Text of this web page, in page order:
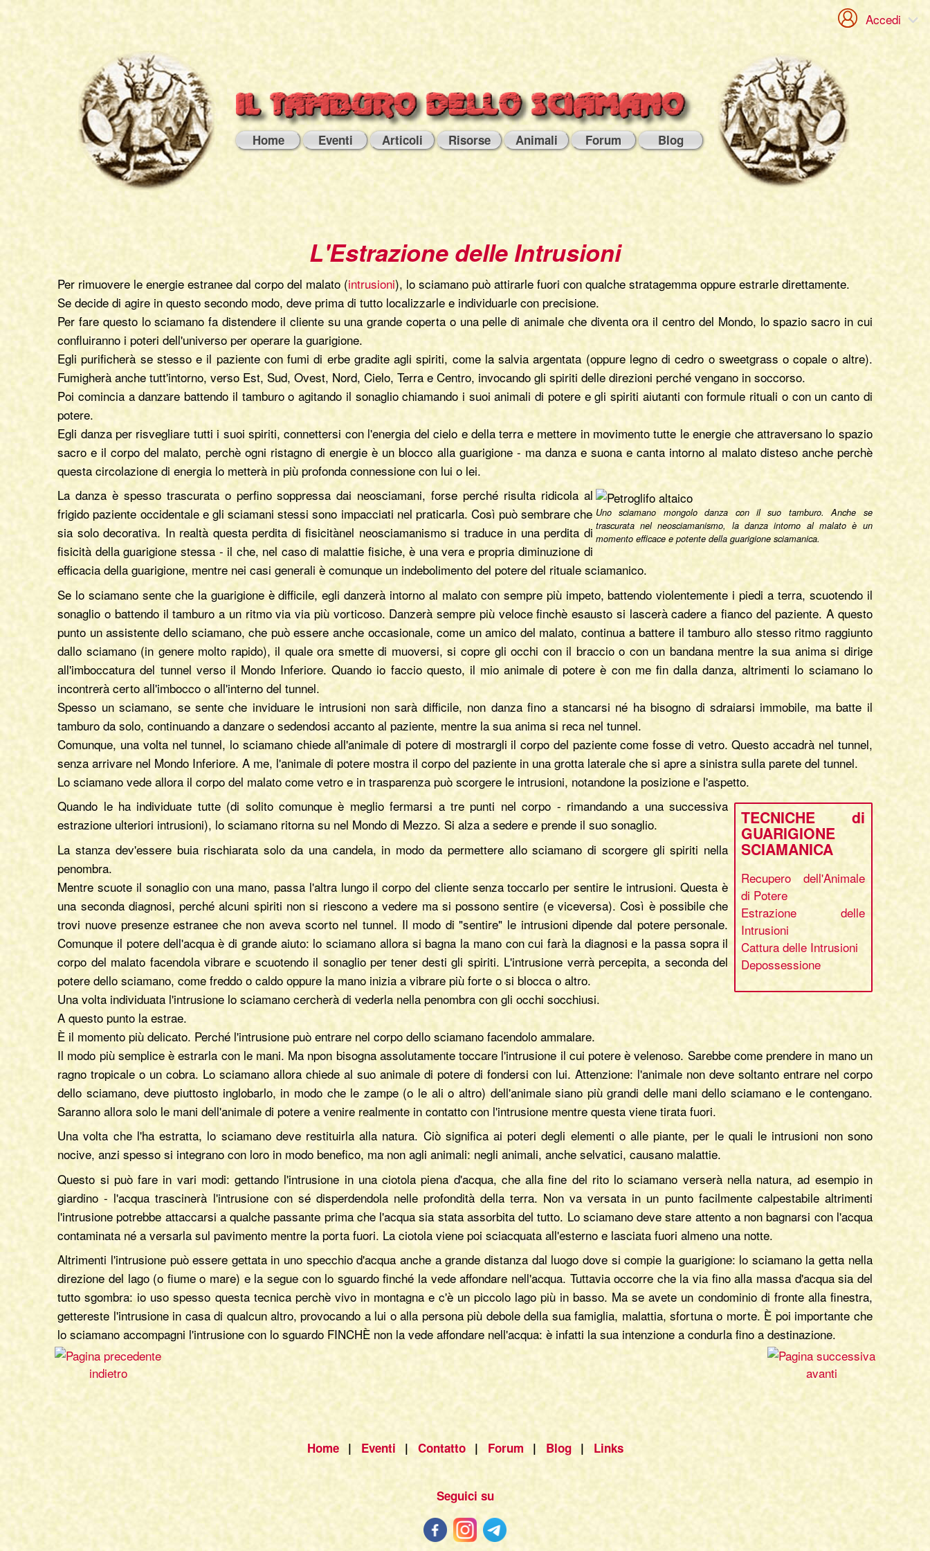
Accedi
Home Eventi Articoli Risorse Animali Forum Blog
L'Estrazione delle Intrusioni
Per rimuovere le energie estranee dal corpo del malato (intrusioni), lo sciamano può attirarle fuori con qualche stratagemma oppure estrarle direttamente.
Se decide di agire in questo secondo modo, deve prima di tutto localizzarle e individuarle con precisione.
Per fare questo lo sciamano fa distendere il cliente su una grande coperta o una pelle di animale che diventa ora il centro del Mondo, lo spazio sacro in cui
confluiranno i poteri dell'universo per operare la guarigione.
Egli purificherà se stesso e il paziente con fumi di erbe gradite agli spiriti, come la salvia argentata (oppure legno di cedro o sweetgrass o copale o altre).
Fumigherà anche tutt'intorno, verso Est, Sud, Ovest, Nord, Cielo, Terra e Centro, invocando gli spiriti delle direzioni perché vengano in soccorso.
Poi comincia a danzare battendo il tamburo o agitando il sonaglio chiamando i suoi animali di potere e gli spiriti aiutanti con formule rituali o con un canto di
potere.
Egli danza per risvegliare tutti i suoi spiriti, connettersi con l'energia del cielo e della terra e mettere in movimento tutte le energie che attraversano lo spazio
sacro e il corpo del malato, perchè ogni ristagno di energie è un blocco alla guarigione - ma danza e suona e canta intorno al malato disteso anche perchè
questa circolazione di energia lo metterà in più profonda connessione con lui o lei.
Uno sciamano mongolo danza con il suo tamburo. Anche se
trascurata nel neosciamanismo, la danza intorno al malato è un
momento efficace e potente della guarigione sciamanica.
La danza è spesso trascurata o perfino soppressa dai neosciamani, forse perché risulta ridicola al
frigido paziente occidentale e gli sciamani stessi sono impacciati nel praticarla. Così può sembrare che
sia solo decorativa. In realtà questa perdita di fisicitànel neosciamanismo si traduce in una perdita di
fisicità della guarigione stessa - il che, nel caso di malattie fisiche, è una vera e propria diminuzione di
efficacia della guarigione, mentre nei casi generali è comunque un indebolimento del potere del rituale sciamanico.
Se lo sciamano sente che la guarigione è difficile, egli danzerà intorno al malato con sempre più impeto, battendo violentemente i piedi a terra, scuotendo il
sonaglio o battendo il tamburo a un ritmo via via più vorticoso. Danzerà sempre più veloce finchè esausto si lascerà cadere a fianco del paziente. A questo
punto un assistente dello sciamano, che può essere anche occasionale, come un amico del malato, continua a battere il tamburo allo stesso ritmo raggiunto
dallo sciamano (in genere molto rapido), il quale ora smette di muoversi, si copre gli occhi con il braccio o con un bandana mentre la sua anima si dirige
all'imboccatura del tunnel verso il Mondo Inferiore. Quando io faccio questo, il mio animale di potere è con me fin dalla danza, altrimenti lo sciamano lo
incontrerà certo all'imbocco o all'interno del tunnel.
Spesso un sciamano, se sente che inviduare le intrusioni non sarà difficile, non danza fino a stancarsi né ha bisogno di sdraiarsi immobile, ma batte il
tamburo da solo, continuando a danzare o sedendosi accanto al paziente, mentre la sua anima si reca nel tunnel.
Comunque, una volta nel tunnel, lo sciamano chiede all'animale di potere di mostrargli il corpo del paziente come fosse di vetro. Questo accadrà nel tunnel,
senza arrivare nel Mondo Inferiore. A me, l'animale di potere mostra il corpo del paziente in una grotta laterale che si apre a sinistra sulla parete del tunnel.
Lo sciamano vede allora il corpo del malato come vetro e in trasparenza può scorgere le intrusioni, notandone la posizione e l'aspetto.
TECNICHE di
GUARIGIONE
SCIAMANICA
Recupero dell'Animale
di Potere
Estrazione delle
Intrusioni
Cattura delle Intrusioni
Depossessione
Quando le ha individuate tutte (di solito comunque è meglio fermarsi a tre punti nel corpo - rimandando a una successiva
estrazione ulteriori intrusioni), lo sciamano ritorna su nel Mondo di Mezzo. Si alza a sedere e prende il suo sonaglio.
La stanza dev'essere buia rischiarata solo da una candela, in modo da permettere allo sciamano di scorgere gli spiriti nella
penombra.
Mentre scuote il sonaglio con una mano, passa l'altra lungo il corpo del cliente senza toccarlo per sentire le intrusioni. Questa è
una seconda diagnosi, perché alcuni spiriti non si riescono a vedere ma si possono sentire (e viceversa). Così è possibile che
trovi nuove presenze estranee che non aveva scorto nel tunnel. Il modo di "sentire" le intrusioni dipende dal potere personale.
Comunque il potere dell'acqua è di grande aiuto: lo sciamano allora si bagna la mano con cui farà la diagnosi e la passa sopra il
corpo del malato facendola vibrare e scuotendo il sonaglio per tener desti gli spiriti. L'intrusione verrà percepita, a seconda del
potere dello sciamano, come freddo o caldo oppure la mano inizia a vibrare più forte o si blocca o altro.
Una volta individuata l'intrusione lo sciamano cercherà di vederla nella penombra con gli occhi socchiusi.
A questo punto la estrae.
È il momento più delicato. Perché l'intrusione può entrare nel corpo dello sciamano facendolo ammalare.
Il modo più semplice è estrarla con le mani. Ma npon bisogna assolutamente toccare l'intrusione il cui potere è velenoso. Sarebbe come prendere in mano un
ragno tropicale o un cobra. Lo sciamano allora chiede al suo animale di potere di fondersi con lui. Attenzione: l'animale non deve soltanto entrare nel corpo
dello sciamano, deve piuttosto inglobarlo, in modo che le zampe (o le ali o altro) dell'animale siano più grandi delle mani dello sciamano e le contengano.
Saranno allora solo le mani dell'animale di potere a venire realmente in contatto con l'intrusione mentre questa viene tirata fuori.
Una volta che l'ha estratta, lo sciamano deve restituirla alla natura. Ciò significa ai poteri degli elementi o alle piante, per le quali le intrusioni non sono
nocive, anzi spesso si integrano con loro in modo benefico, ma non agli animali: negli animali, anche selvatici, causano malattie.
Questo si può fare in vari modi: gettando l'intrusione in una ciotola piena d'acqua, che alla fine del rito lo sciamano verserà nella natura, ad esempio in
giardino - l'acqua trascinerà l'intrusione con sé disperdendola nelle profondità della terra. Non va versata in un punto facilmente calpestabile altrimenti
l'intrusione potrebbe attaccarsi a qualche passante prima che l'acqua sia stata assorbita del tutto. Lo sciamano deve stare attento a non bagnarsi con l'acqua
contaminata né a versarla sul pavimento mentre la porta fuori. La ciotola viene poi sciacquata all'esterno e lasciata fuori almeno una notte.
Altrimenti l'intrusione può essere gettata in uno specchio d'acqua anche a grande distanza dal luogo dove si compie la guarigione: lo sciamano la getta nella
direzione del lago (o fiume o mare) e la segue con lo sguardo finché la vede affondare nell'acqua. Tuttavia occorre che la via fino alla massa d'acqua sia del
tutto sgombra: io uso spesso questa tecnica perchè vivo in montagna e c'è un piccolo lago più in basso. Ma se avete un condominio di fronte alla finestra,
gettereste l'intrusione in casa di qualcun altro, provocando a lui o alla persona più debole della sua famiglia, malattia, sfortuna o morte. È poi importante che
lo sciamano accompagni l'intrusione con lo sguardo FINCHÈ non la vede affondare nell'acqua: è infatti la sua intenzione a condurla fino a destinazione.
indietro avanti
Home | Eventi | Contatto | Forum | Blog | Links
Seguici su